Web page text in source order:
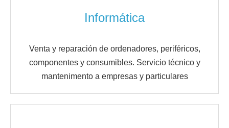
Informática
Venta y reparación de ordenadores, periféricos,
componentes y consumibles. Servicio técnico y
mantenimento a empresas y particulares